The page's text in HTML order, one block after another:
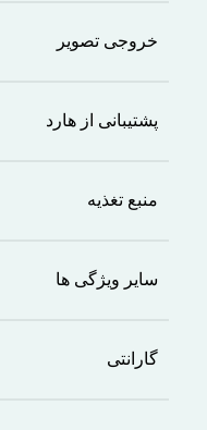
خروجی تصویر
پشتیبانی از هارد
منبع تغذیه
سایر ویژگی ها
گارانتی